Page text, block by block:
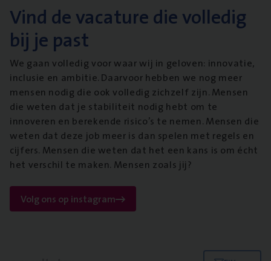
Vind de vacature die volledig
bij je past
We gaan volledig voor waar wij in geloven: innovatie,
inclusie en ambitie. Daarvoor hebben we nog meer
mensen nodig die ook volledig zichzelf zijn. Mensen
die weten dat je stabiliteit nodig hebt om te
innoveren en berekende risico’s te nemen. Mensen die
weten dat deze job meer is dan spelen met regels en
cijfers. Mensen die weten dat het een kans is om écht
het verschil te maken. Mensen zoals jij?
Volg ons op instagram